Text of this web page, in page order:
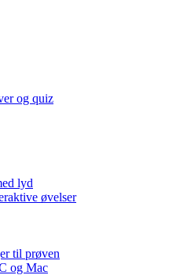
og quiz
lyd
øvelser
til prøven
og Mac